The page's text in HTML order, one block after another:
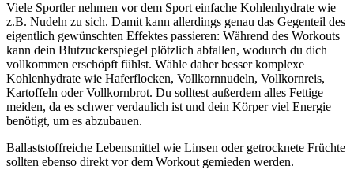
Viele Sportler nehmen vor dem Sport einfache Kohlenhydrate wie
z.B. Nudeln zu sich. Damit kann allerdings genau das Gegenteil des
eigentlich gewünschten Effektes passieren: Während des Workouts
kann dein Blutzuckerspiegel plötzlich abfallen, wodurch du dich
vollkommen erschöpft fühlst. Wähle daher besser komplexe
Kohlenhydrate wie Haferflocken, Vollkornnudeln, Vollkornreis,
Kartoffeln oder Vollkornbrot. Du solltest außerdem alles Fettige
meiden, da es schwer verdaulich ist und dein Körper viel Energie
benötigt, um es abzubauen.
Ballaststoffreiche Lebensmittel wie Linsen oder getrocknete Früchte
sollten ebenso direkt vor dem Workout gemieden werden.